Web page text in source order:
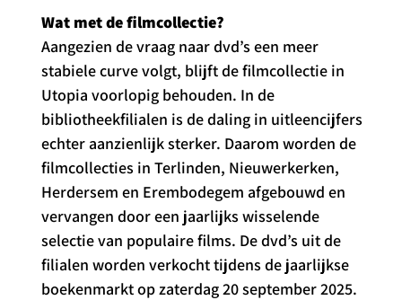
Wat met de filmcollectie?
Aangezien de vraag naar dvd’s een meer
stabiele curve volgt, blijft de filmcollectie in
Utopia voorlopig behouden. In de
bibliotheekfilialen is de daling in uitleencijfers
echter aanzienlijk sterker. Daarom worden de
filmcollecties in Terlinden, Nieuwerkerken,
Herdersem en Erembodegem afgebouwd en
vervangen door een jaarlijks wisselende
selectie van populaire films. De dvd’s uit de
filialen worden verkocht tijdens de jaarlijkse
boekenmarkt op zaterdag 20 september 2025.